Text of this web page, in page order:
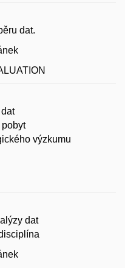
dat.
výzkumu
dat